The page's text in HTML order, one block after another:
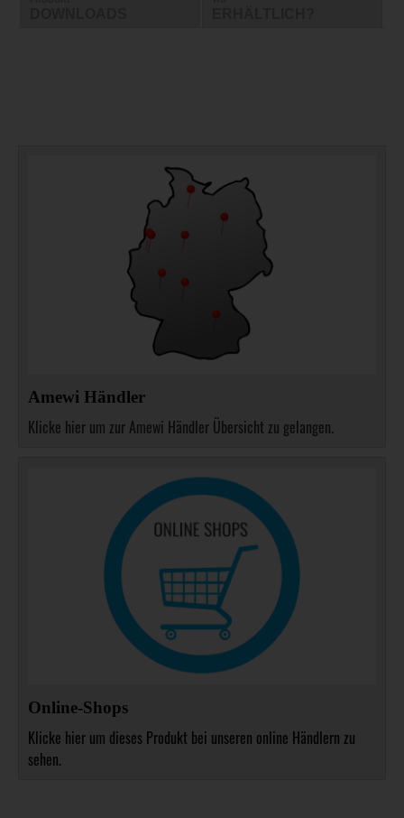
Amewi Händler
Klicke hier um zur Amewi Händler Übersicht zu gelangen.
Online-Shops
Klicke hier um dieses Produkt bei unseren online Händlern zu
sehen.